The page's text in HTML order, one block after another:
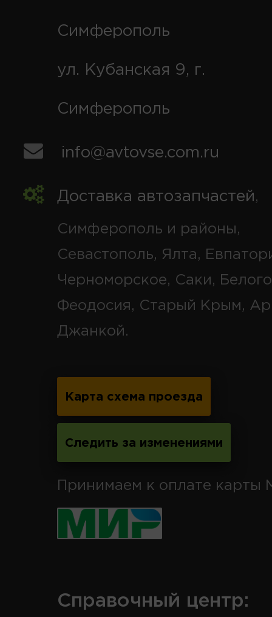
Симферополь
ул. Кубанская 9, г.
Симферополь
info@avtovse.com.ru
Доставка автозапчастей,
Симферополь и районы,
Севастополь, Ялта,
Черноморское, Саки,
Феодосия, Старый Крым,
Джанкой.
Карта схема проезда
Следить за изменениями
Принимаем к оплате карты
Справочный центр: